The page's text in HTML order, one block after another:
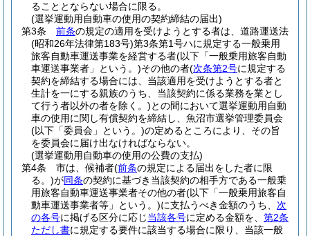
ることとならない場合に限る。
(選挙運動用自動車の使用の契約締結の届出)
第3条
前条の規定の適用を受けようとする者は、道路運送法
(昭和26年法律第183号)第3条第1号ハに規定する一般乗用
旅客自動車運送事業を経営する者(以下「一般乗用旅客自動
車運送事業者」という。)その他の者(次条第2号に規定する
契約を締結する場合には、当該適用を受けようとする者と
生計を一にする親族のうち、当該契約に係る業務を業とし
て行う者以外の者を除く。)との間において選挙運動用自動
車の使用に関し有償契約を締結し、魚沼市選挙管理委員会
(以下「委員会」という。)の定めるところにより、その旨
を委員会に届け出なければならない。
(選挙運動用自動車の使用の公費の支払)
第4条
市は、候補者(前条の規定による届出をした者に限
る。)が同条の契約に基づき当該契約の相手方である一般乗
用旅客自動車運送事業者その他の者(以下「一般乗用旅客自
動車運送事業者等」という。)に支払うべき金額のうち、 次
の各号に掲げる区分に応じ当該各号に定める金額を、 第2条
ただし書に規定する要件に該当する場合に限り、当該一般